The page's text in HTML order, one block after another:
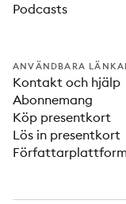
Podcasts
ANVÄNDBARA
Kontakt och hjälp
Abonnemang
Köp presentkort
Lös in presentkort
Författarplattform